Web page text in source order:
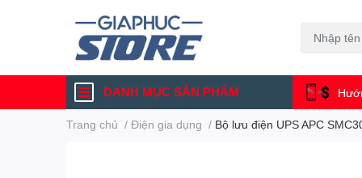
DANH MỤC SẢN PHẨM
Trang chủ / Điện gia dụng / Bộ lưu điện UPS APC